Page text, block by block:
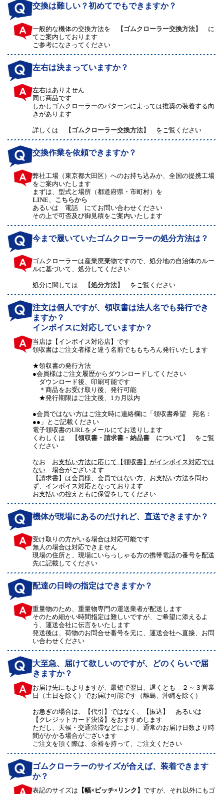
交換は難しい？初めてでもできますか？
一般的な機体の交換方法を 【ゴムクローラー交換方法】
に
てご案内しております
ご参考になさってください
左右は決まっていますか？
左右はありません
同じ商品です
しかしゴムクローラーのパターンによっては推奨の装着する向
きがあります
詳しくは 【ゴムクローラー交換方法】 をご覧ください
交換作業を依頼できますか？
弊社工場（東京都大田区）へのお持ち込みか、全国の提携工場
をご案内いたします
まずは、型式と場所（都道府県・市町村）を
LINE
こちらから
あるいは 電話 にてお問い合わせください
その上で可否及び御見積をご案内いたします
今まで履いていたゴムクローラーの処分方法は？
ゴムクローラーは産業廃棄物ですので、処分地の自治体のルー
ルに基づいて、処分してください
処分に関しては 【処分方法】 をご覧ください
注文は個人ですが、領収書は法人名でも発行でき
ますか？
インボイスに対応していますか？
当店は【インボイス対応店】です
領収書はご注文者様と違う名前でももちろん発行いたします
★領収書の発行方法
●会員様はご注文履歴からダウンロードしてください
ダウンロード後、印刷可能です
＊商品をお受け取り後、発行可能
★発行期限はご注文後、1カ月以内
●会員ではない方はご注文時に連絡欄に「領収書希望 宛名：
●●」とご記載ください
電子領収書のURLをメールにてお送りします
くわしくは
【領収書・請求書・納品書 について】
をご覧
ください
なお お支払い方法に応じて【領収書】がインボイス対応では
ない 場合がございます
【請求書】は会員様、会員ではない方、お支払い方法を問わ
ず、インボイス対応となっております
お支払いの控えともに保管をしてください
機体が現場にあるのだけれど、直送できますか？
受け取りの方がいる場合は対応可能です
無人の場合は対応できません
現場の住所と、現場にいらっしゃる方の携帯電話の番号を配送
先に記載してください
配達の日時の指定はできますか？
重量物のため、重量物専門の運送業者が配送します
そのため細かい時間指定は難しいですが、ご希望に添えるよ
う、運送会社に伝言をいたします
発送後は、荷物のお問合せ番号を元に、運送会社へ直接、お問
い合わせください
大至急、届けて欲しいのですが、どのくらいで届
きますか？
お届け先にもよりますが、最短で翌日、遅くとも ２～３営業
日（土日を除く）でお届け可能です（離島、沖縄を除く）
お急ぎの場合は、【代引】ではなく、【振込】 あるいは
【クレジットカード決済】をおすすめします
ただし、天候・交通渋滞などにより、通常のお届け日数より時
間がかかる場合がございます
ご注文を頂く際は、余裕を持って、ご注文ください
ゴムクローラーのサイズが合えば、装着できます
か？
表記のサイズは 【幅×ピッチ×リンク】ですが、それ以外にもゴ